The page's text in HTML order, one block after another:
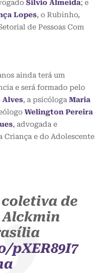
Silvio Almeida; e
Lopes, o Rubinho,
de Pessoas Com
ainda terá um
e será formado pelo
Alves, a psicóloga Maria
Welington Pereira
, advogada e
Criança e do Adolescente
de
Alckmin